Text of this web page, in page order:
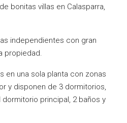
bonitas villas en Calasparra,
independientes con gran
propiedad.
en una sola planta con zonas
y disponen de 3 dormitorios,
principal, 2 baños y